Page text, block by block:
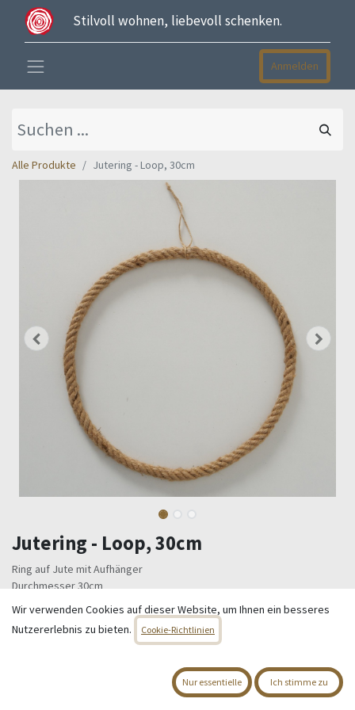
Stilvoll wohnen, liebevoll schenken.
Anmelden
Alle Produkte Jutering - Loop, 30cm
Jutering - Loop, 30cm
Ring auf Jute mit Aufhänger
Durchmesser 30cm
3,95€ Alle Preise inkl. MwSt.zzgl. Versandkosten
Erhalten Sie eine Benachrichtigung, wenn wieder vorrätig
Wir verwenden Cookies auf dieser Website, um Ihnen ein besseres
Nutzererlebnis zu bieten.
Cookie-Richtlinien
Nur essentielle Ich stimme zu